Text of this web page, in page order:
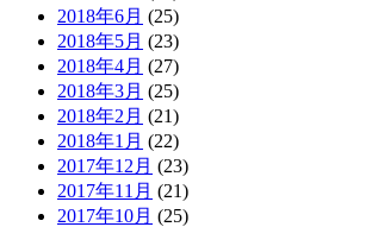
2018年6月 (25)
2018年5月 (23)
2018年4月 (27)
2018年3月 (25)
2018年2月 (21)
2018年1月 (22)
2017年12月 (23)
2017年11月 (21)
2017年10月 (25)